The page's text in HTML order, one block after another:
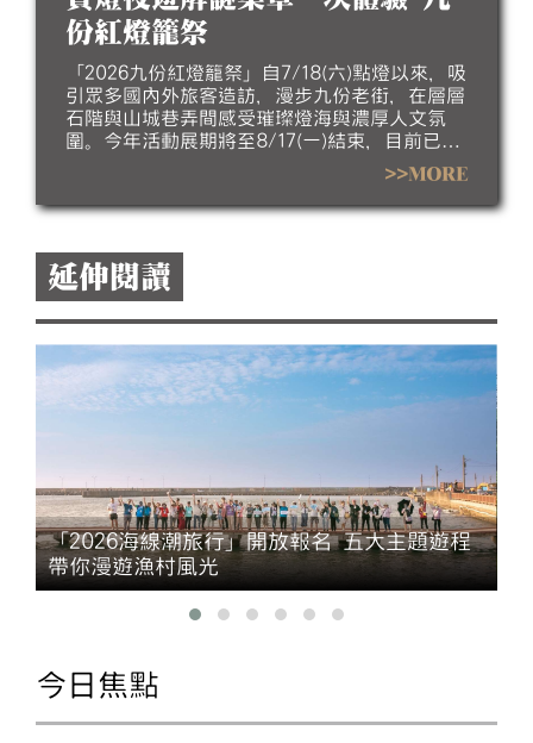
份紅燈籠祭
「2026九份紅燈籠祭」自7/18(六)點燈以來，吸
引眾多國內外旅客造訪，漫步九份老街，在層層
石階與山城巷弄間感受璀璨燈海與濃厚人文氛
圍。今年活動展期將至8/17(一)結束，目前已進
入倒數階段，誠摯邀請民眾把握暑假最後時光，
走訪九份欣賞夜間燈飾，感受山城夏夜的獨特魅
力。
>>MORE
延伸閱讀
「2026海線潮旅行」開放報名 五大主題遊程
帶你漫遊漁村風光
今日焦點